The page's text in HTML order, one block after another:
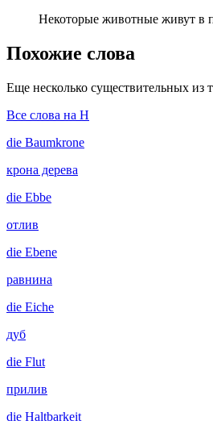
Некоторые животные живут в
Похожие слова
Еще несколько существительных из
Все слова на H
die Baumkrone
крона дерева
die Ebbe
отлив
die Ebene
равнина
die Eiche
дуб
die Flut
прилив
die Haltbarkeit